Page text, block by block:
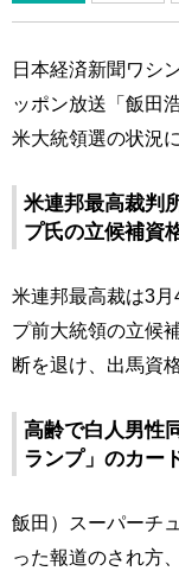
日本経済新聞ワシ
ッポン放送「飯田
米大統領選の状況
米連邦最高裁判
プ氏の立候補資
米連邦最高裁は3
プ前大統領の立候
断を退け、出馬資
高齢で白人男性
ランプ」のカー
飯田）スーパーチ
った報道のされ方